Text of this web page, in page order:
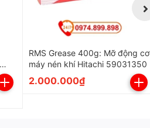
RMS Grease 400g: Mỡ động cơ
máy nén khí Hitachi 59031350
2.000.000₫